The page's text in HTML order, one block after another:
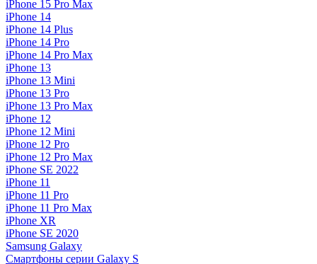
iPhone 15 Pro Max
iPhone 14
iPhone 14 Plus
iPhone 14 Pro
iPhone 14 Pro Max
iPhone 13
iPhone 13 Mini
iPhone 13 Pro
iPhone 13 Pro Max
iPhone 12
iPhone 12 Mini
iPhone 12 Pro
iPhone 12 Pro Max
iPhone SE 2022
iPhone 11
iPhone 11 Pro
iPhone 11 Pro Max
iPhone XR
iPhone SE 2020
Samsung Galaxy
Смартфоны серии Galaxy S